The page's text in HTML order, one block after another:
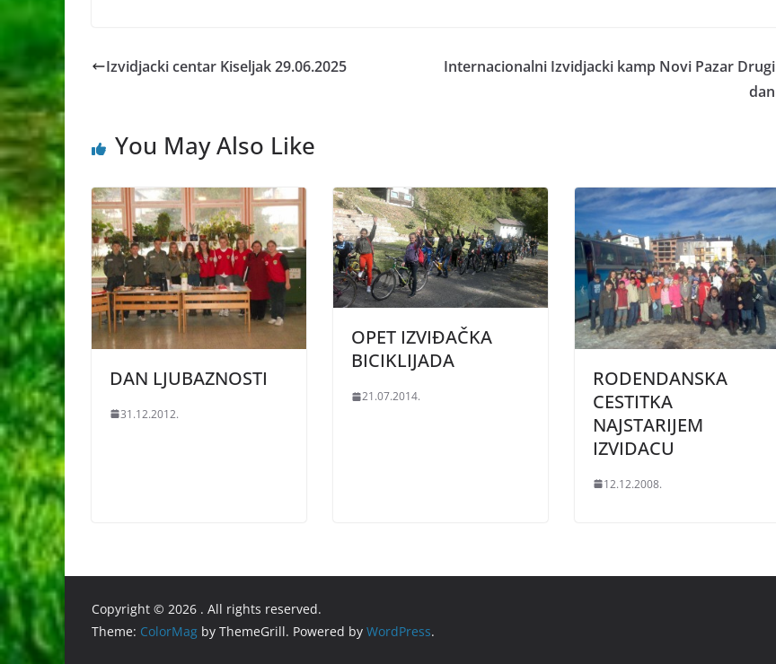
Izvidjacki centar Kiseljak 29.06.2025
Internacionalni Izvidjacki kamp Novi Pazar Drugi
dan
You May Also Like
DAN LJUBAZNOSTI
31.12.2012.
OPET IZVIĐAČKA
BICIKLIJADA
21.07.2014.
RODENDANSKA
CESTITKA
NAJSTARIJEM
IZVIDACU
12.12.2008.
Copyright © 2026 . All rights reserved.
Theme: ColorMag by ThemeGrill. Powered by WordPress.